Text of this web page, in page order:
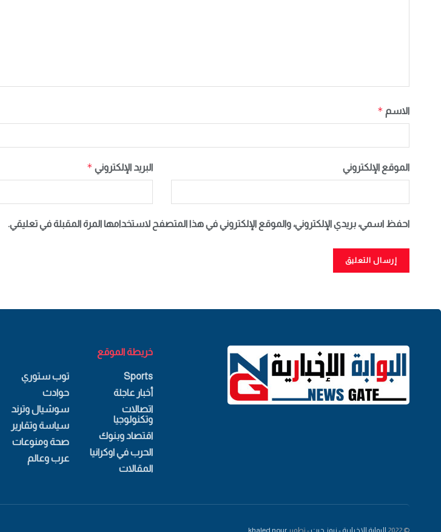
الاسم *
البريد الإلكتروني * الموقع الإلكتروني
احفظ اسمي، بريدي الإلكتروني، والموقع الإلكتروني في هذا المتصفح لاستخدامها المرة المقبلة في تعليقي.
خريطة الموقع
Sports
أخبار عاجلة
اتصالات
وتكنولوجيا
اقتصاد وبنوك
الحرب في اوكرانيا
المقالات
توب ستوري
حوادث
سوشيال وترند
سياسة وتقارير
صحة ومنوعات
عرب وعالم